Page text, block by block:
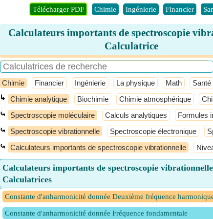
Télécharger PDF Chimie Ingénierie Financier
Calculateurs importants de spectroscopie
Calculatrice
Chimie Financier Ingénierie La physique Math Santé
↳ Chimie analytique Biochimie Chimie atmosphérique
⤿ Spectroscopie moléculaire Calculs analytiques Formules
⤿ Spectroscopie vibrationnelle Spectroscopie électronique
⤿ Calculateurs importants de spectroscopie vibrationnelle
Calculateurs importants de spectroscopie vibrationnelle
Calculatrices
Constante d'anharmonicité donnée Deuxième fréquence
Constante d'anharmonicité donnée Fréquence fondamentale